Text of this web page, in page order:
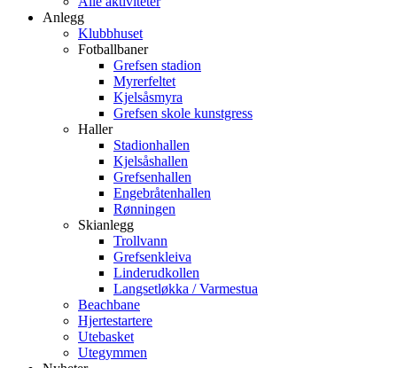
Anlegg
Klubbhuset
Fotballbaner
Grefsen stadion
Myrerfeltet
Kjelsåsmyra
Grefsen skole kunstgress
Haller
Stadionhallen
Kjelsåshallen
Grefsenhallen
Engebråtenhallen
Rønningen
Skianlegg
Trollvann
Grefsenkleiva
Linderudkollen
Langsetløkka / Varmestua
Beachbane
Hjertestartere
Utebasket
Utegymmen